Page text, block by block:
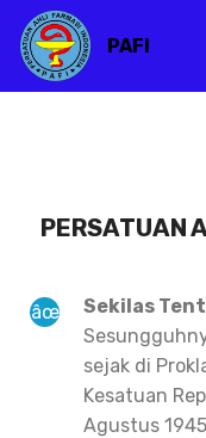
PAFI
PERSATUAN
Sekilas
sejak di
Kesatuan
Agustus